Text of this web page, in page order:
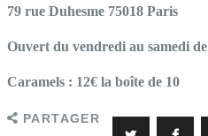
79 rue Duhesme 75018 Paris
Ouvert du vendredi au samedi
Caramels : 12€ la boîte de 10
PARTAGER